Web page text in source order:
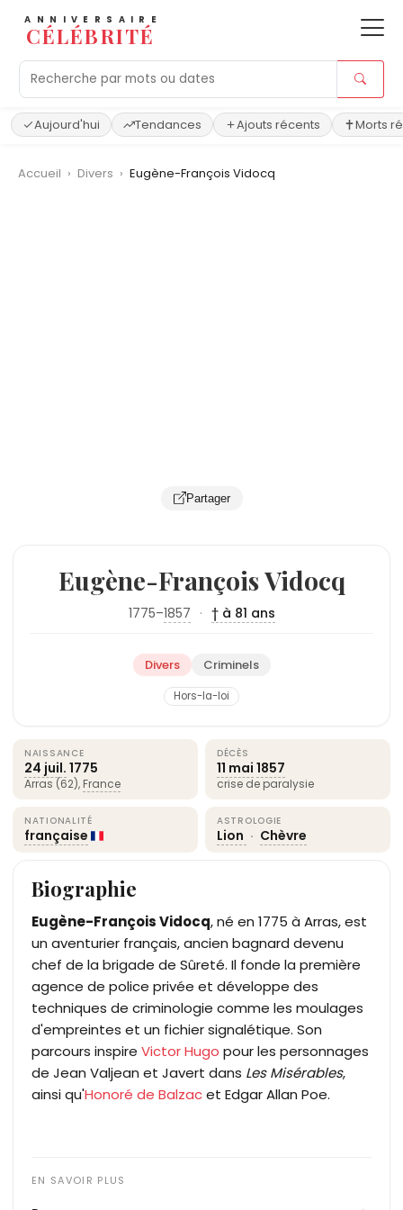
ANNIVERSAIRE
CÉLÉBRITÉ
Aujourd'hui Tendances Ajouts récents Morts
Accueil › Divers › Eugène-François Vidocq
Partager
Eugène-François Vidocq
1775–1857 · † à 81 ans
Divers Criminels
Hors-la-loi
NAISSANCE
24 juil. 1775
Arras (62), France
DÉCÈS
11 mai 1857
crise de paralysie
NATIONALITÉ
française
ASTROLOGIE
Lion · Chèvre
Biographie
Eugène-François Vidocq, né en 1775 à Arras, est
un aventurier français, ancien bagnard devenu
chef de la brigade de Sûreté. Il fonde la première
agence de police privée et développe des
techniques de criminologie comme les moulages
d'empreintes et un fichier signalétique. Son
parcours inspire Victor Hugo pour les personnages
de Jean Valjean et Javert dans Les Misérables,
ainsi qu'Honoré de Balzacet Edgar Allan Poe.